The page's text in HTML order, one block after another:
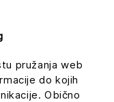
pružanja web
do kojih
Obično